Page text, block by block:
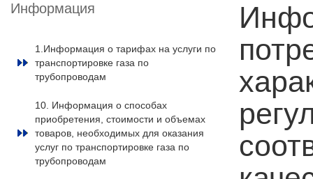
Информация
1.Информация о тарифах на услуги по
транспортировке газа по
трубопроводам
10. Информация о способах
приобретения, стоимости и объемах
товаров, необходимых для оказания
услуг по транспортировке газа по
трубопроводам